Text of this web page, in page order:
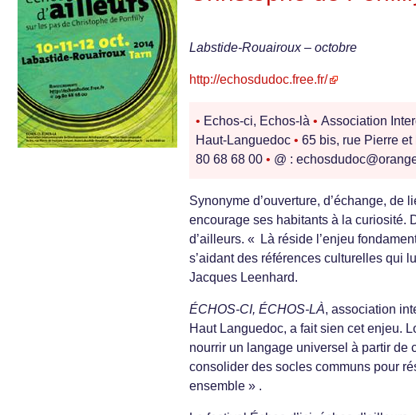
Labstide-Rouairoux – octobre
http://echosdudoc.free.fr/
• Echos-ci, Echos-là • Association
Haut-Languedoc • 65 bis, rue Pierre
80 68 68 00 • @ :
Synonyme d’ouverture, d’échange, de
encourage ses habitants à la curiosité.
d’ailleurs. « Là réside l’enjeu
s’aidant des références culturelles qui
Jacques Leenhard.
ÉCHOS-CI, ÉCHOS-LÀ, association
Haut Languedoc, a fait sien cet enjeu.
nourrir un langage universel à partir de
consolider des socles communs pour
ensemble » .